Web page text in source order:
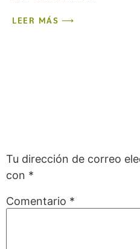
LEER MÁS ⟶
Tu dirección de correo
con *
Comentario *